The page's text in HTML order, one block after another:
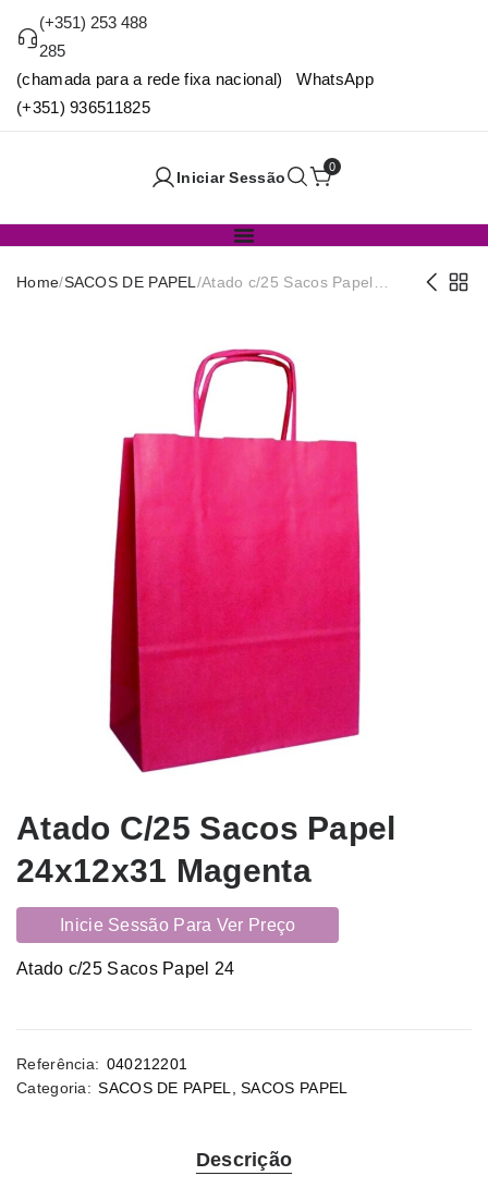
(+351) 253 488
285
(chamada para a rede fixa nacional) WhatsApp
(+351) 936511825
Iniciar Sessão
0
Home/SACOS DE PAPEL /Atado c/25 Sacos Papel
Atado C/25 Sacos Papel
24x12x31 Magenta
Inicie Sessão Para Ver Preço
Atado c/25 Sacos Papel 24
Referência: 040212201
Categoria: SACOS DE PAPEL ,SACOS PAPEL
Descrição